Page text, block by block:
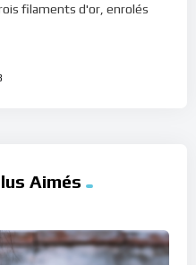
filaments d'or, enrolés
Aimés